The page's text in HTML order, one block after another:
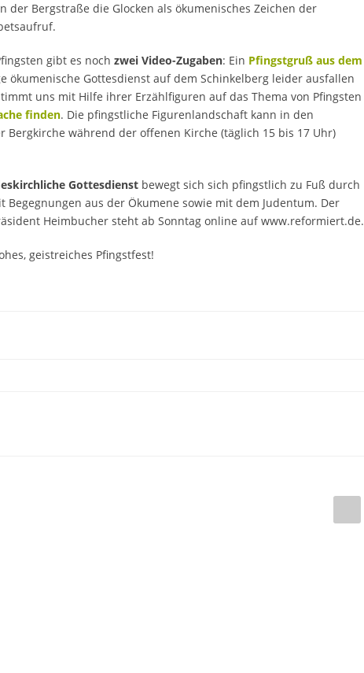
der Bergstraße die Glocken als ökumenisches Zeichen der
gibt es noch zwei Video-Zugaben: Ein Pfingstgruß aus dem
ökumenische Gottesdienst auf dem Schinkelberg leider ausfallen
uns mit Hilfe ihrer Erzählfiguren auf das Thema von Pfingsten
finden. Die pfingstliche Figurenlandschaft kann in den
Bergkirche während der offenen Kirche (täglich 15 bis 17 Uhr)
Gottesdienst bewegt sich sich pfingstlich zu Fuß durch
Begegnungen aus der Ökumene sowie mit dem Judentum. Der
Heimbucher steht ab Sonntag online auf www.reformiert.de.
geistreiches Pfingstfest!